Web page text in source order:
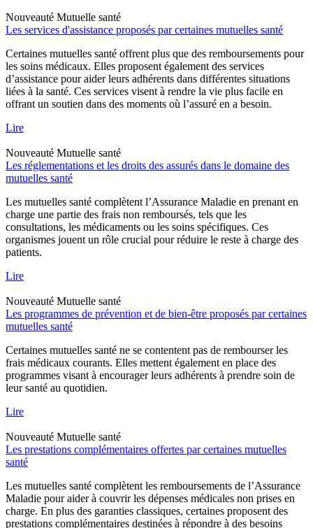
Nouveauté Mutuelle santé
Les services d'assistance proposés par certaines mutuelles santé
Certaines mutuelles santé offrent plus que des remboursements pour
les soins médicaux. Elles proposent également des services
d’assistance pour aider leurs adhérents dans différentes situations
liées à la santé. Ces services visent à rendre la vie plus facile en
offrant un soutien dans des moments où l’assuré en a besoin.
Lire
Nouveauté Mutuelle santé
Les réglementations et les droits des assurés dans le domaine des
mutuelles santé
Les mutuelles santé complètent l’Assurance Maladie en prenant en
charge une partie des frais non remboursés, tels que les
consultations, les médicaments ou les soins spécifiques. Ces
organismes jouent un rôle crucial pour réduire le reste à charge des
patients.
Lire
Nouveauté Mutuelle santé
Les programmes de prévention et de bien-être proposés par certaines
mutuelles santé
Certaines mutuelles santé ne se contentent pas de rembourser les
frais médicaux courants. Elles mettent également en place des
programmes visant à encourager leurs adhérents à prendre soin de
leur santé au quotidien.
Lire
Nouveauté Mutuelle santé
Les prestations complémentaires offertes par certaines mutuelles
santé
Les mutuelles santé complètent les remboursements de l’Assurance
Maladie pour aider à couvrir les dépenses médicales non prises en
charge. En plus des garanties classiques, certaines proposent des
prestations complémentaires destinées à répondre à des besoins